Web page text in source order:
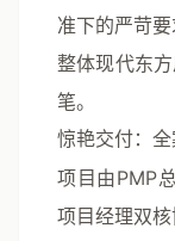
准下的严苛
整体现代东
笔。
惊艳交付：
项目由PMP
项目经理双